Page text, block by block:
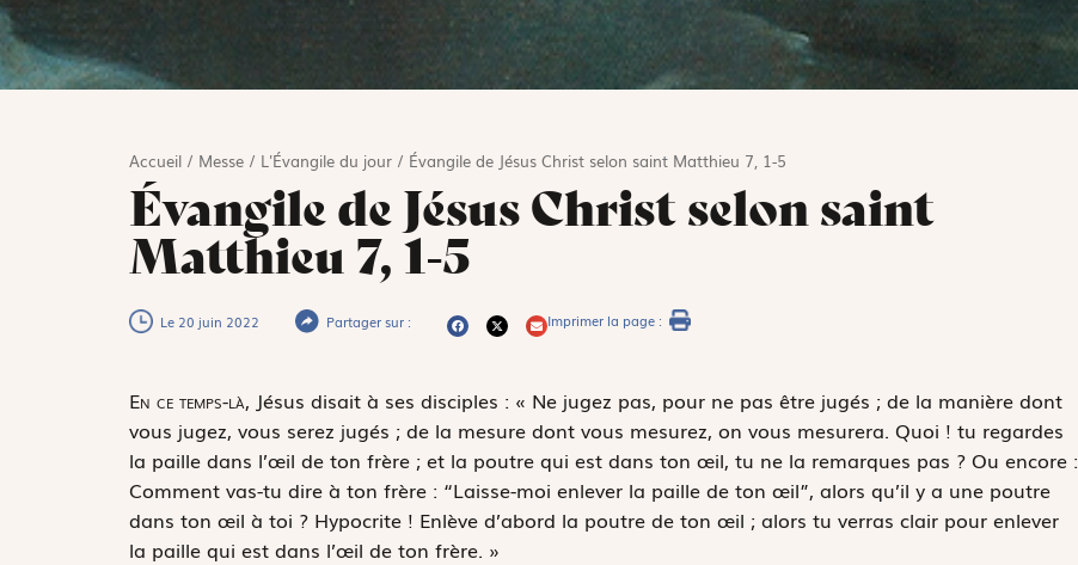
Accueil/ Messe/ L'Évangile du jour/ Évangile de Jésus Christ selon saint Matthieu 7, 1-5
Évangile de Jésus Christ selon saint
Matthieu 7, 1-5
Le 20 juin 2022 Partager sur : Imprimer la page :
En ce temps-là, Jésus disait à ses disciples : « Ne jugez pas, pour ne pas être jugés ; de la manière dont
vous jugez, vous serez jugés ; de la mesure dont vous mesurez, on vous mesurera. Quoi ! tu regardes
la paille dans l’œil de ton frère ; et la poutre qui est dans ton œil, tu ne la remarques pas ? Ou encore :
Comment vas-tu dire à ton frère : “Laisse-moi enlever la paille de ton œil”, alors qu’il y a une poutre
dans ton œil à toi ? Hypocrite ! Enlève d’abord la poutre de ton œil ; alors tu verras clair pour enlever
la paille qui est dans l’œil de ton frère. »